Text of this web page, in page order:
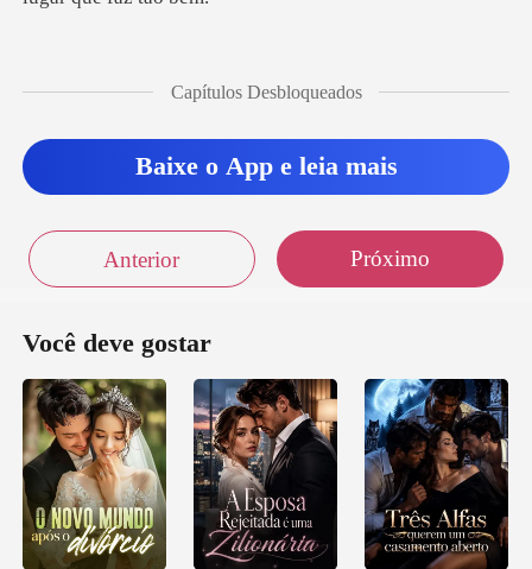
Capítulos Desbloqueados
Baixe o App e leia mais
Anterior Próximo
Você deve gostar